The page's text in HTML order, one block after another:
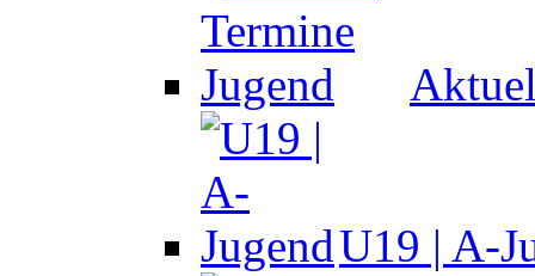
U19 | A-